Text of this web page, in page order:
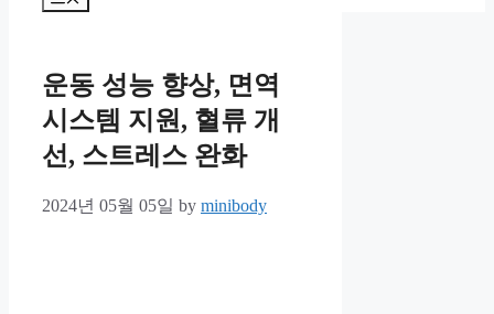
운동 성능 향상, 면역
시스템 지원, 혈류 개
선, 스트레스 완화
2024년 05월 05일 by minibody